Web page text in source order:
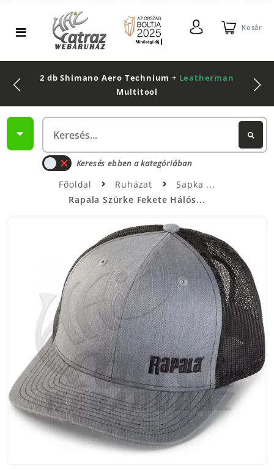
Kosár
2 db Shimano Aero Technium + Leatherman
Multitool
Keresés ebben a kategóriában
Főoldal Ruházat
Sapka
Rapala Szürke Fekete Hálós...